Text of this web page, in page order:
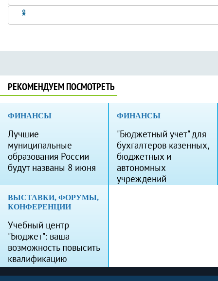
РЕКОМЕНДУЕМ ПОСМОТРЕТЬ
ФИНАНСЫ
Лучшие
муниципальные
образования России
будут названы 8 июня
ФИНАНСЫ
"Бюджетный учет" для
бухгалтеров казенных,
бюджетных и
автономных
учреждений
ВЫСТАВКИ, ФОРУМЫ,
КОНФЕРЕНЦИИ
Учебный центр
"Бюджет": ваша
возможность повысить
квалификацию